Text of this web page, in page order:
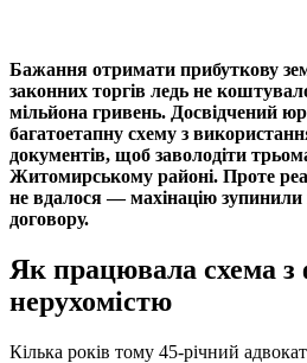
Бажання отримати прибуткову
законних торгів ледь не
мільйона гривень. Досвідчений
багатоетапну схему з
документів, щоб заволодіти
Житомирському районі. Проте
не вдалося — махінацію зупинили
договору.
Як працювала схема з
нерухомістю
Кілька років тому 45-річний